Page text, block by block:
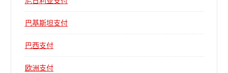
巴基斯坦支付
巴西支付
欧洲支付